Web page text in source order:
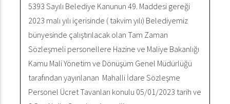
5393 Sayılı Belediye Kanunun 49. Maddesi gereği
2023 malı yılı içerisinde ( takvim yılı) Belediyemiz
bünyesinde çalıştırılacak olan Tam Zaman
Sözleşmeli personellere Hazine ve Maliye Bakanlığı
Kamu Mali Yönetim ve Dönüşüm Genel Müdürlüğü
tarafından yayınlanan Mahalli İdare Sözleşme
Personel Ücret Tavanları konulu 05/01/2023 tarih ve